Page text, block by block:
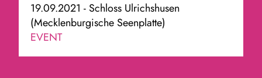
19.09.2021 - Schloss Ulrichshusen
(Mecklenburgische Seenplatte)
EVENT